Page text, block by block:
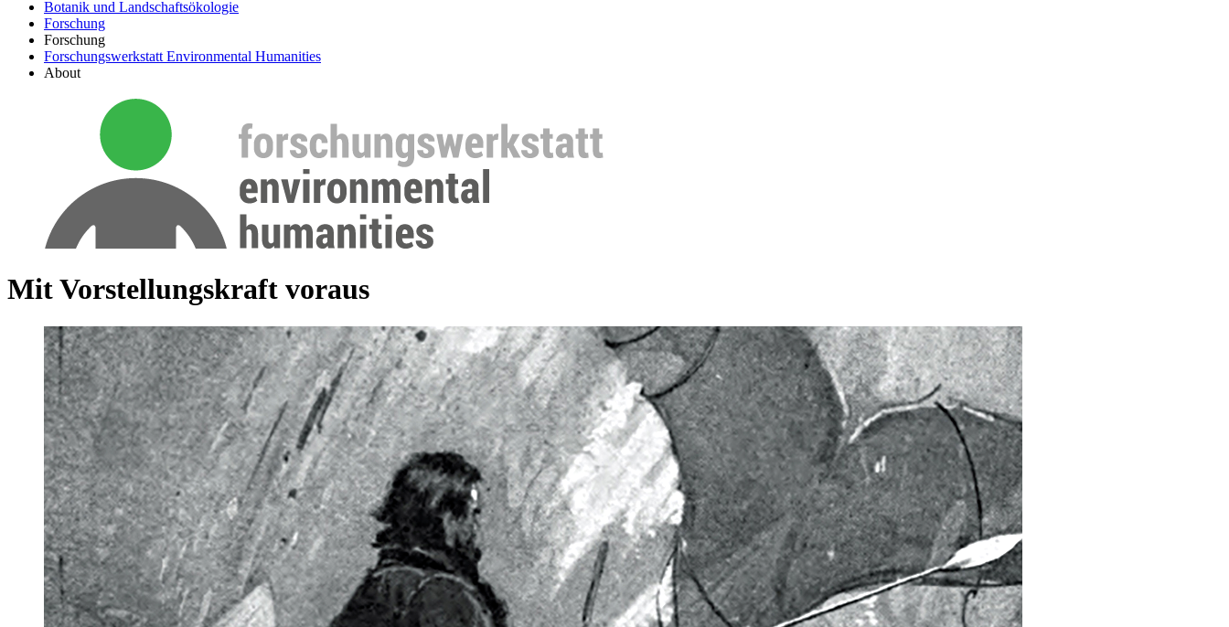
Botanik und Landschaftsökologie
Forschung
Forschung
Forschungswerkstatt Environmental Humanities
About
Mit Vorstellungskraft voraus